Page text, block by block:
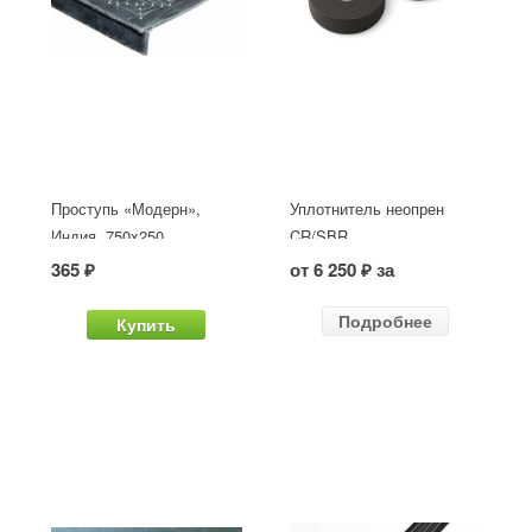
Проступь «Модерн»,
Индия, 750x250
365 ₽
Купить
Уплотнитель неопрен
CR/SBR
от 6 250 ₽ за
Подробнее